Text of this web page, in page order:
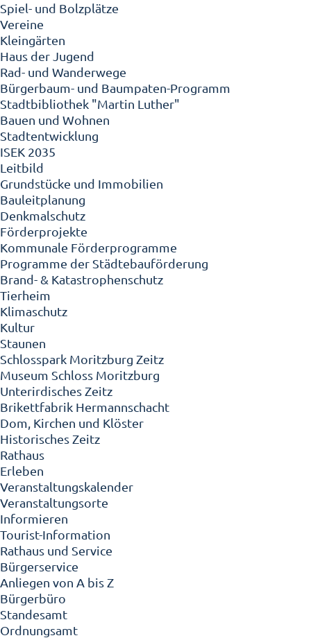
Spiel- und Bolzplätze
Vereine
Kleingärten
Haus der Jugend
Rad- und Wanderwege
Bürgerbaum- und Baumpaten-Programm
Stadtbibliothek "Martin Luther"
Bauen und Wohnen
Stadtentwicklung
ISEK 2035
Leitbild
Grundstücke und Immobilien
Bauleitplanung
Denkmalschutz
Förderprojekte
Kommunale Förderprogramme
Programme der Städtebauförderung
Brand- & Katastrophenschutz
Tierheim
Klimaschutz
Kultur
Staunen
Schlosspark Moritzburg Zeitz
Museum Schloss Moritzburg
Unterirdisches Zeitz
Brikettfabrik Hermannschacht
Dom, Kirchen und Klöster
Historisches Zeitz
Rathaus
Erleben
Veranstaltungskalender
Veranstaltungsorte
Informieren
Tourist-Information
Rathaus und Service
Bürgerservice
Anliegen von A bis Z
Bürgerbüro
Standesamt
Ordnungsamt